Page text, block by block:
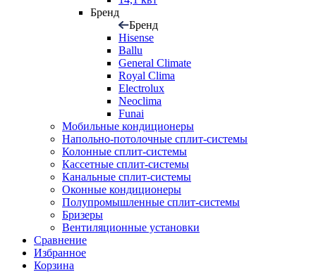
Бренд
Бренд
Hisense
Ballu
General Climate
Royal Clima
Electrolux
Neoclima
Funai
Мобильные кондиционеры
Напольно-потолоч​ные ​сплит-системы
Колонные ​​сплит-системы
Кассетные сплит-системы
Канальные сплит-системы
Оконные кондиционеры
Полупромышленные сплит-системы
Бризеры
Вентиляционные установки
Сравнение
Избранное
Корзина